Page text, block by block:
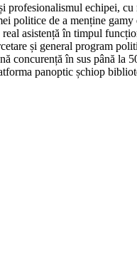
echipei,
politice de a menține
asistență în timpul
și general program
în sus până la
panoptic șchiop